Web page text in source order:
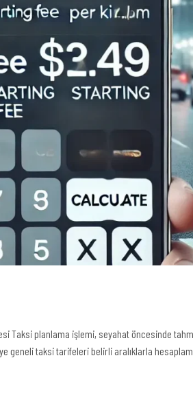
Taksi planlama işlemi, seyahat öncesinde
geneli taksi tarifeleri belirli aralıklarla